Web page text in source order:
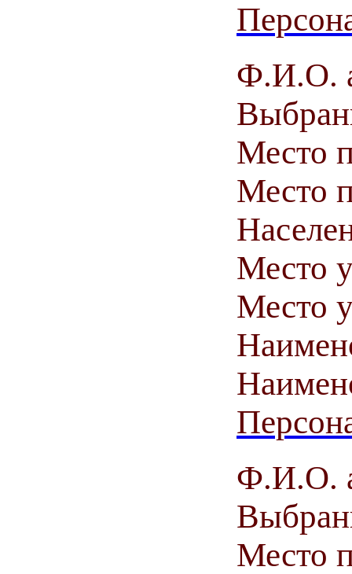
Ф.И.О.
Место
Место
Место
Место
Ф.И.О.
Место